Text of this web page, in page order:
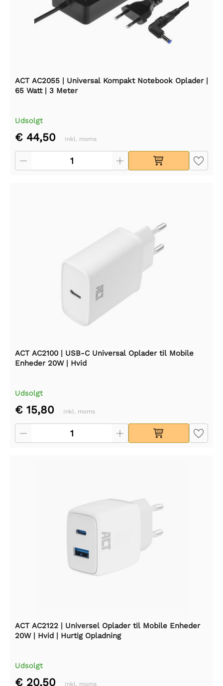
ACT AC2055 | Universal Kompakt Notebook Oplader |
65 Watt | 3 Meter
Udsolgt
€ 44,50 Inkl. moms
ACT AC2100 | USB-C Universal Oplader til Mobile
Enheder 20W | Hvid
Udsolgt
€ 15,80 Inkl. moms
ACT AC2122 | Universel Oplader til Mobile Enheder
20W | Hvid | Hurtig Opladning
Udsolgt
€ 20,50 Inkl. moms